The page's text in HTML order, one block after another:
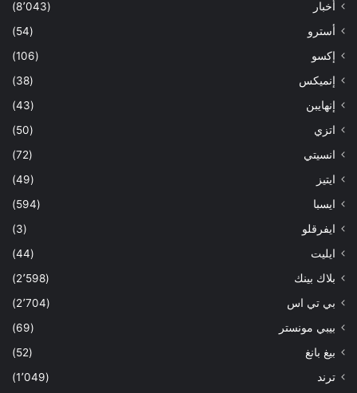
أخبار
(8٬043)
أسترو
(54)
إكسو
(106)
إنميكس
(38)
إنهايبن
(43)
اتزي
(50)
انسيتي
(72)
ايتيز
(49)
ايسبا
(594)
ايفرقلو
(3)
ايليت
(44)
بلاك بينك
(2٬598)
بي تي اس
(2٬704)
بيبي مونستر
(69)
بيغ بانغ
(52)
ترند
(1٬049)